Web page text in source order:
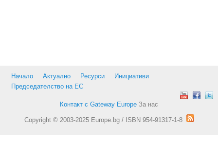
Начало Актуално Ресурси
Инициативи
Председателство на ЕС
Контакт с Gateway Europe За нас
Copyright © 2003-2025 Europe.bg / ISBN 954-91317-1-8